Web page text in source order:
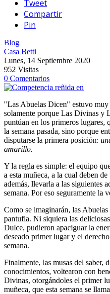
Tweet
Compartir
Pin
Blog
Casa Betti
Lunes, 14 Septiembre 2020
952 Visitas
0 Comentarios
"Las Abuelas Dicen" estuvo muy
solamente porque Las Divinas y
puntúan en los primeros lugares,
la semana pasada, sino porque
disputarse la primera posición:
amarillo.
Y la regla es simple: el equipo
a esta muñeca, a la cual deben
además, llevarla a las siguientes
semana. Por eso seguramente la
Como se imaginarán, las
pantufla. Ni siquiera las
Dulce, pudieron apaciguar la
deseado primer lugar y el
semana.
Finalmente, las musas del saber,
conocimientos, voltearon con
Divinas, otorgándoles el primer
muñeca, que esta semana se